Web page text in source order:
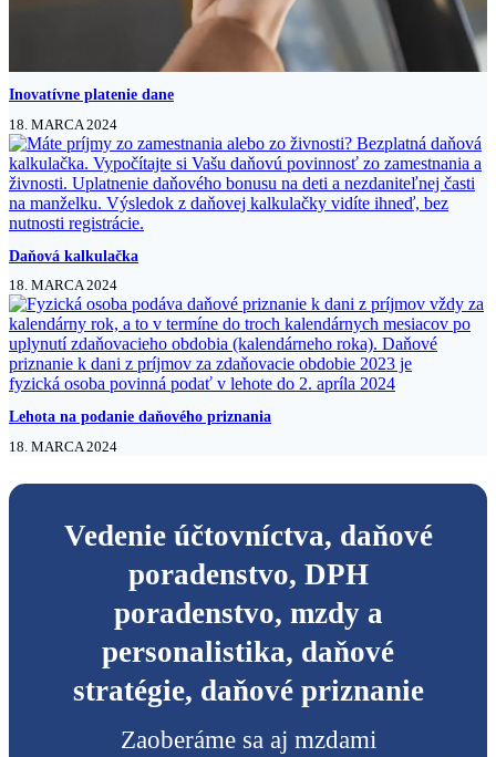
Inovatívne platenie dane
18. MARCA 2024
Daňová kalkulačka
18. MARCA 2024
Lehota na podanie daňového priznania
18. MARCA 2024
Vedenie účtovníctva, daňové
poradenstvo, DPH
poradenstvo, mzdy a
personalistika, daňové
stratégie, daňové priznanie
Zaoberáme sa aj mzdami